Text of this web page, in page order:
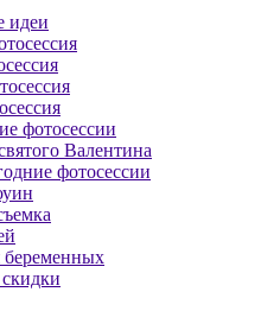
идеи
фотосессии
Валентина
фотосессии
беременных